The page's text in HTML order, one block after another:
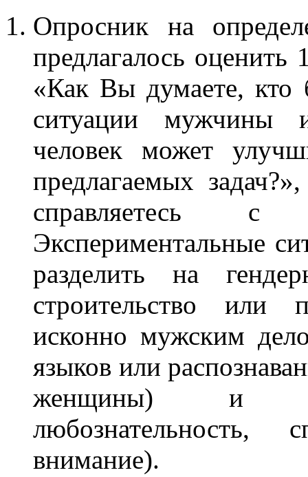
Опросник на
предлагалось
«Как Вы думаете, кто
ситуации мужчины
человек может
предлагаемых
справляетесь с
Экспериментальные
разделить на
строительство или
исконно мужским
языков или
женщины) и
любознательность,
внимание).